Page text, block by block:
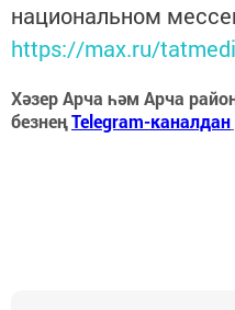
национальном
https://max.ru/
Хәзер Арча һәм Арча
безнеңTelegram-каналдан